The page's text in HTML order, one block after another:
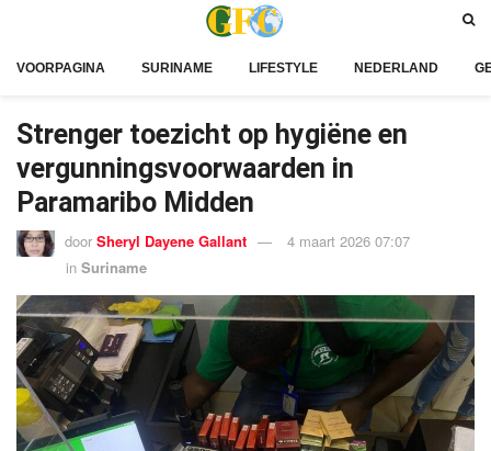
VOORPAGINA SURINAME LIFESTYLE NEDERLAND
Strenger toezicht op hygiëne en
vergunningsvoorwaarden in
Paramaribo Midden
door Sheryl Dayene Gallant
4 maart 2026 07:07
in Suriname